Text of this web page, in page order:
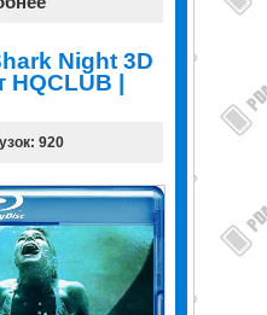
Night 3D
|
920